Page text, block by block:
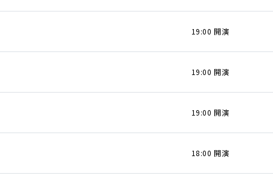
19:00 開演
19:00 開演
19:00 開演
18:00 開演